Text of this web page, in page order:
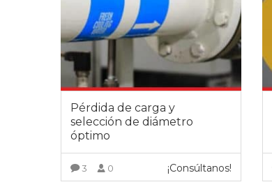
Pérdida de carga y
selección de diámetro
óptimo
3 0 ¡Consúltanos!